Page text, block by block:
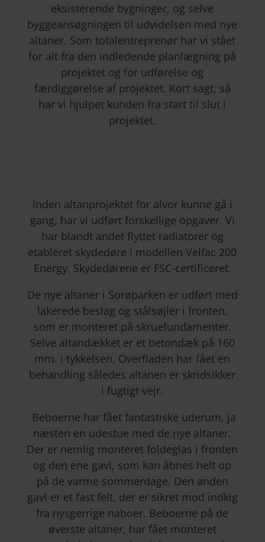
eksisterende bygninger, og selve
byggeansøgningen til udvidelsen med nye
altaner. Som totalentreprenør har vi stået
for alt fra den indledende planlægning på
projektet og for udførelse og
færdiggørelse af projektet. Kort sagt, så
har vi hjulpet kunden fra start til slut i
projektet.
Inden altanprojektet for alvor kunne gå i
gang, har vi udført forskellige opgaver. Vi
har blandt andet flyttet radiatorer og
etableret skydedøre i modellen Velfac 200
Energy. Skydedørene er FSC-certificeret.
De nye altaner i Sorøparken er udført med
lakerede beslag og stålsøjler i fronten,
som er monteret på skruefundamenter.
Selve altandækket er et betondæk på 160
mm. i tykkelsen. Overfladen har fået en
behandling således altanen er skridsikker
i fugtigt vejr.
Beboerne har fået fantastiske uderum, ja
næsten en udestue med de nye altaner.
Der er nemlig monteret foldeglas i fronten
og den ene gavl, som kan åbnes helt op
på de varme sommerdage. Den anden
gavl er et fast felt, der er sikret mod indkig
fra nysgerrige naboer. Beboerne på de
øverste altaner, har fået monteret